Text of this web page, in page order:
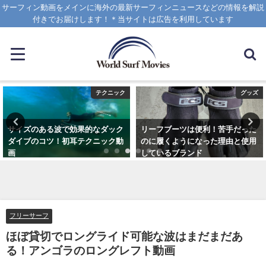
サーフィン動画をメインに海外の最新サーフィンニュースなどの情報を解説
付きでお届けします！＊当サイトは広告を利用しています
テクニック
サイズのある波で効果的なダック
ダイブのコツ！初耳テクニック動
画
グッズ
リーフブーツは便利！苦手だった
のに履くようになった理由と使用
しているブランド
フリーサーフ
ほぼ貸切でロングライド可能な波はまだまだあ
る！アンゴラのロングレフト動画